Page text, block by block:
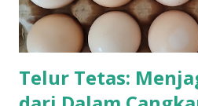
r
Telur Tetas: